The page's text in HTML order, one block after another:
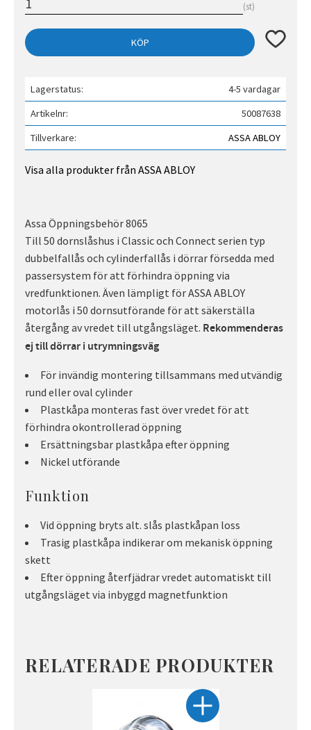
st
KÖP Lägg till
Lagerstatus
4-5 vardagar
Artikelnr
50087638
Tillverkare
ASSA ABLOY
Visa alla produkter från ASSA ABLOY
Assa Öppningsbehör 8065
Till 50 dornslåshus i Classic och Connect serien typ
dubbelfallås och cylinderfallås i dörrar försedda med
passersystem för att förhindra öppning via
vredfunktionen. Även lämpligt för ASSA ABLOY
motorlås i 50 dornsutförande för att säkerställa
återgång av vredet till utgångsläget. Rekommenderas
ej till dörrar i utrymningsväg
För invändig montering tillsammans med utvändig
rund eller oval cylinder
Plastkåpa monteras fast över vredet för att
förhindra okontrollerad öppning
Ersättningsbar plastkåpa efter öppning
Nickel utförande
Funktion
Vid öppning bryts alt. slås plastkåpan loss
Trasig plastkåpa indikerar om mekanisk öppning
skett
Efter öppning återfjädrar vredet automatiskt till
utgångsläget via inbyggd magnetfunktion
RELATERADE PRODUKTER